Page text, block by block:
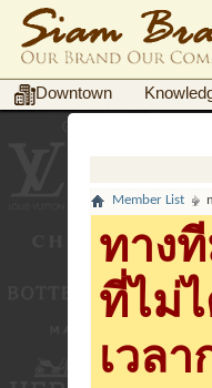
Downtown
Member List
ทาง
ที่ไม่ไ
เวลา